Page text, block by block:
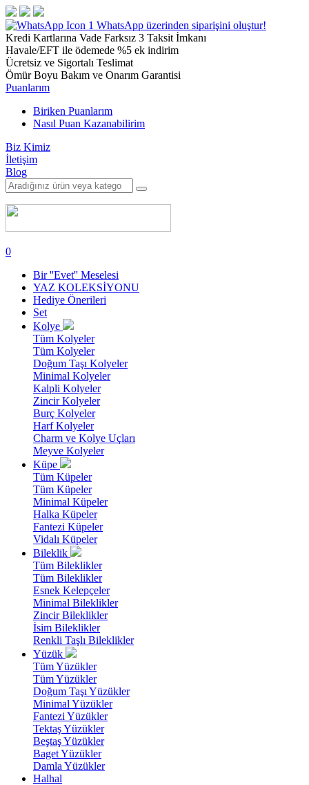
1 WhatsApp üzerinden siparişini oluştur!
Kredi Kartlarına Vade Farksız 3 Taksit İmkanı
Havale/EFT ile ödemede %5 ek indirim
Ücretsiz ve Sigortalı Teslimat
Ömür Boyu Bakım ve Onarım Garantisi
Puanlarım
Biriken Puanlarım
Nasıl Puan Kazanabilirim
Biz Kimiz
İletişim
Blog
0
Bir ''Evet'' Meselesi
YAZ KOLEKSİYONU
Hediye Önerileri
Set
Kolye
Tüm Kolyeler
Tüm Kolyeler
Doğum Taşı Kolyeler
Minimal Kolyeler
Kalpli Kolyeler
Zincir Kolyeler
Burç Kolyeler
Harf Kolyeler
Charm ve Kolye Uçları
Meyve Kolyeler
Küpe
Tüm Küpeler
Tüm Küpeler
Minimal Küpeler
Halka Küpeler
Fantezi Küpeler
Vidalı Küpeler
Bileklik
Tüm Bileklikler
Tüm Bileklikler
Esnek Kelepçeler
Minimal Bileklikler
Zincir Bileklikler
İsim Bileklikler
Renkli Taşlı Bileklikler
Yüzük
Tüm Yüzükler
Tüm Yüzükler
Doğum Taşı Yüzükler
Minimal Yüzükler
Fantezi Yüzükler
Tektaş Yüzükler
Beştaş Yüzükler
Baget Yüzükler
Damla Yüzükler
Halhal